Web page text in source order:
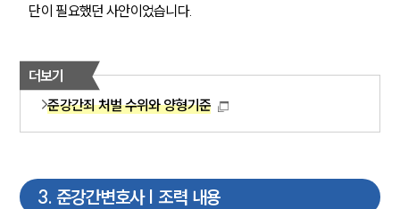
단이 필요했던 사안이었습니다.
더보기
준강간죄 처벌 수위와 양형기준
3. 준강간변호사 | 조력 내용